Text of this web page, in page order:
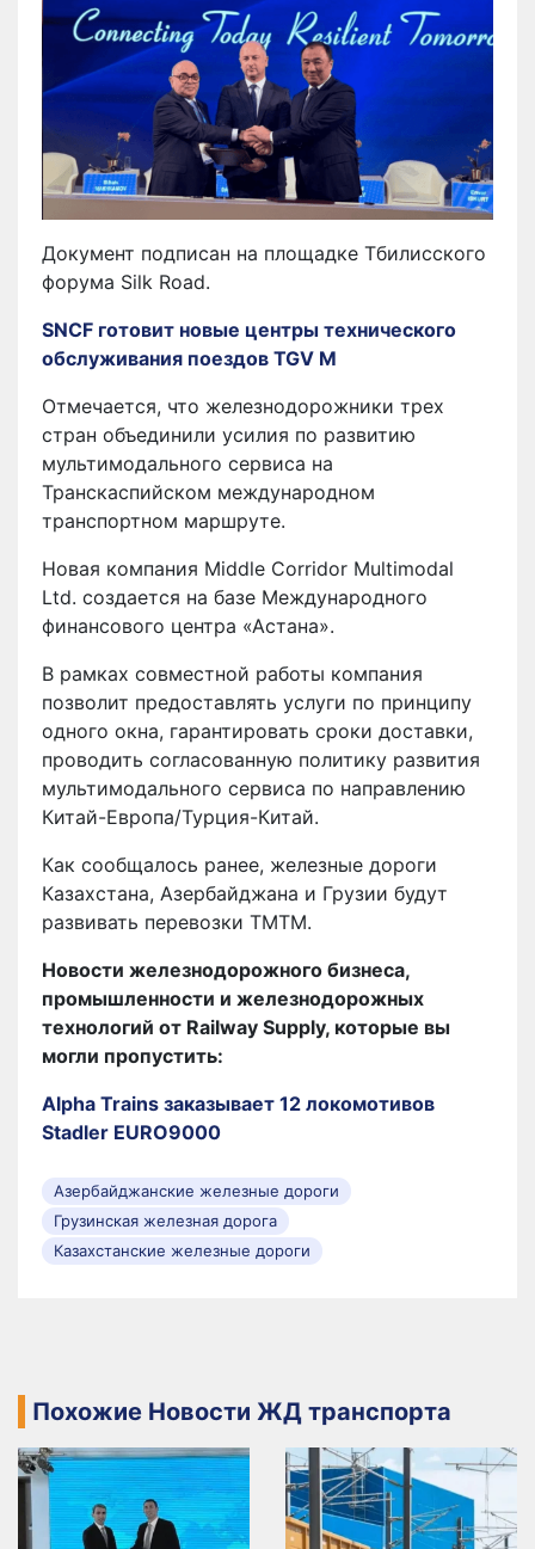
Документ подписан на площадке Тбилисского
форума Silk Road.
SNCF готовит новые центры технического
обслуживания поездов TGV M
Отмечается, что железнодорожники трех
стран объединили усилия по развитию
мультимодального сервиса на
Транскаспийском международном
транспортном маршруте.
Новая компания Middle Corridor Multimodal
Ltd. создается на базе Международного
финансового центра «Астана».
В рамках совместной работы компания
позволит предоставлять услуги по принципу
одного окна, гарантировать сроки доставки,
проводить согласованную политику развития
мультимодального сервиса по направлению
Китай-Европа/Турция-Китай.
Как сообщалось ранее, железные дороги
Казахстана, Азербайджана и Грузии будут
развивать перевозки ТМТМ.
Новости железнодорожного бизнеса,
промышленности и железнодорожных
технологий от Railway Supply, которые вы
могли пропустить:
Alpha Trains заказывает 12 локомотивов
Stadler EURO9000
Азербайджанские железные дороги
Грузинская железная дорога
Казахстанские железные дороги
Похожие Новости ЖД транспорта